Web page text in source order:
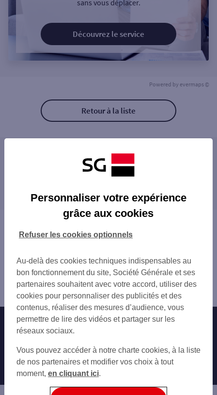
sans vous déplacer.
Découvrez le service
Powered by evermaps ©
Retour à la liste
Les distributeurs/automates à proximité
DIJON 85 AV DE LANGRES
DIJON AV DE LANGRES
DIJON 26 AV ALBERT CAMUS
DIJON 1 PL DARCY
DIJON 10 PL DARCY
DIJON LIBERTE
DIJON 15 BD DE LA MARNE
DIJON 3 PL FRANCOIS RUDE
DIJON 1 RUE LAMONNOYE
DIJON 2 PL GALILEE
DIJON 12 BD DE L UNIVERSITE
DIJON CHENOVE
ST APOLLINAIRE 605 ROUTE DE GRAY
CHENOVE 15 AV ROLAND CARRAZ
proximité
CHENÔVE
Vous êtes ici : Accueil
Trouver une agence bancaire
Côte-d'Or
Fontaine lès Dijon
Distributeur/automate FONTAINE LES DIJON 37 R DU
FBG SAIN
Nos engagements Nous contacter
Autres sites SG
Professionnels
Entreprises
Personnaliser votre expérience
grâce aux cookies
Au-delà des cookies techniques indispensables au
bon fonctionnement du site, Société Générale et ses
partenaires souhaitent avec votre accord, utiliser des
cookies pour personnaliser des publicités et des
contenus, réaliser des mesures d’audience, vous
permettre de lire des vidéos et partager sur les
réseaux sociaux.
Vous pouvez accéder à notre charte cookies, à la liste
de nos partenaires et modifier vos choix à tout
moment, en cliquant ici.
Refuser les cookies optionnels